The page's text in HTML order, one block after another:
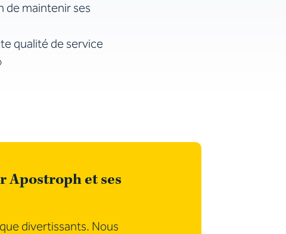
de maintenir ses
qualité de service
Apostroph et ses
divertissants. Nous